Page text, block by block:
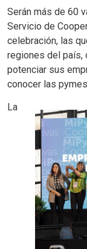
Serán más de 60
Servicio de
celebración, las
regiones del país,
potenciar sus
conocer las
La